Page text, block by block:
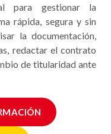
para gestionar la
rápida, segura y sin
la documentación,
redactar el contrato
de titularidad ante